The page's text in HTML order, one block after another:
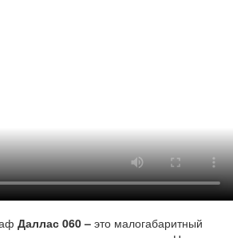
Даллас 060 – это малогабаритный